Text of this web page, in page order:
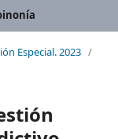
Especial. 2023 /